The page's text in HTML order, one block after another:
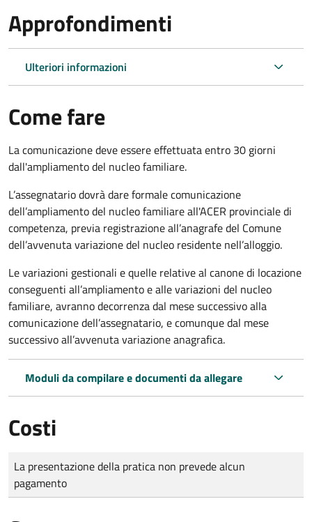
Approfondimenti
Ulteriori informazioni
Come fare
La comunicazione deve essere effettuata entro 30 giorni
dall'ampliamento del nucleo familiare.
L’assegnatario dovrà dare formale comunicazione
dell’ampliamento del nucleo familiare all'ACER provinciale di
competenza, previa registrazione all’anagrafe del Comune
dell’avvenuta variazione del nucleo residente nell’alloggio.
Le variazioni gestionali e quelle relative al canone di locazione
conseguenti all’ampliamento e alle variazioni del nucleo
familiare, avranno decorrenza dal mese successivo alla
comunicazione dell’assegnatario, e comunque dal mese
successivo all’avvenuta variazione anagrafica.
Moduli da compilare e documenti da allegare
Costi
Tipo di pagamento
Importo
La presentazione della pratica non prevede alcun
pagamento